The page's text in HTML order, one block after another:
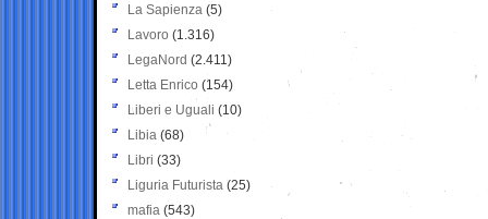
La Sapienza (5)
Lavoro (1.316)
LegaNord (2.411)
Letta Enrico (154)
Liberi e Uguali (10)
Libia (68)
Libri (33)
Liguria Futurista (25)
mafia (543)